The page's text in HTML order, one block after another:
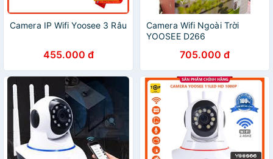
Camera IP Wifi Yoosee 3 Râu
455.000 đ
Camera Wifi Ngoài Trời
YOOSEE D266
705.000 đ